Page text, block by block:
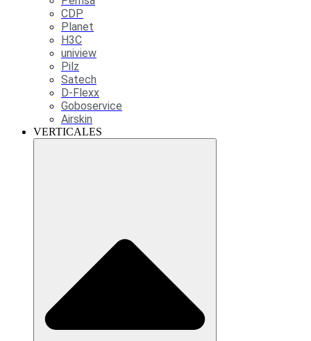
CDP
Planet
H3C
uniview
Pilz
Satech
D-Flexx
Goboservice
Airskin
VERTICALES